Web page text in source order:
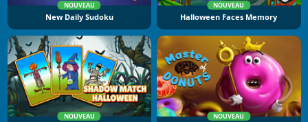
NOUVEAU
New Daily Sudoku
NOUVEAU
Halloween Faces Memory
NOUVEAU NOUVEAU